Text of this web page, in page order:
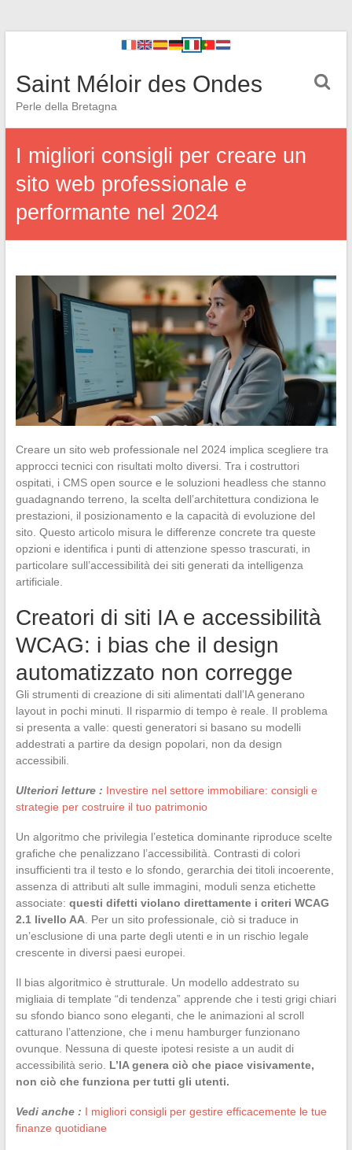
Saint Méloir des Ondes
Perle della Bretagna
I migliori consigli per creare un
sito web professionale e
performante nel 2024
Creare un sito web professionale nel 2024 implica scegliere tra
approcci tecnici con risultati molto diversi. Tra i costruttori
ospitati, i CMS open source e le soluzioni headless che stanno
guadagnando terreno, la scelta dell’architettura condiziona le
prestazioni, il posizionamento e la capacità di evoluzione del
sito. Questo articolo misura le differenze concrete tra queste
opzioni e identifica i punti di attenzione spesso trascurati, in
particolare sull’accessibilità dei siti generati da intelligenza
artificiale.
Creatori di siti IA e accessibilità
WCAG: i bias che il design
automatizzato non corregge
Gli strumenti di creazione di siti alimentati dall’IA generano
layout in pochi minuti. Il risparmio di tempo è reale. Il problema
si presenta a valle: questi generatori si basano su modelli
addestrati a partire da design popolari, non da design
accessibili.
Ulteriori letture : Investire nel settore immobiliare: consigli e
strategie per costruire il tuo patrimonio
Un algoritmo che privilegia l’estetica dominante riproduce scelte
grafiche che penalizzano l’accessibilità. Contrasti di colori
insufficienti tra il testo e lo sfondo, gerarchia dei titoli incoerente,
assenza di attributi alt sulle immagini, moduli senza etichette
associate: questi difetti violano direttamente i criteri WCAG
2.1 livello AA. Per un sito professionale, ciò si traduce in
un’esclusione di una parte degli utenti e in un rischio legale
crescente in diversi paesi europei.
Il bias algoritmico è strutturale. Un modello addestrato su
migliaia di template “di tendenza” apprende che i testi grigi chiari
su sfondo bianco sono eleganti, che le animazioni al scroll
catturano l’attenzione, che i menu hamburger funzionano
ovunque. Nessuna di queste ipotesi resiste a un audit di
accessibilità serio. L’IA genera ciò che piace visivamente,
non ciò che funziona per tutti gli utenti.
Vedi anche : I migliori consigli per gestire efficacemente le tue
finanze quotidiane